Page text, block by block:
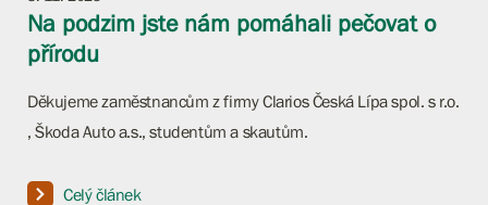
Na podzim jste nám pomáhali pečovat o
přírodu
Děkujeme zaměstnancům z firmy Clarios Česká Lípa spol. s r.o.
, Škoda Auto a.s., studentům a skautům.
Celý článek